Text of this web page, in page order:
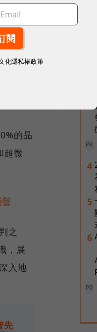
業行
助者
的晶
超微
之
，展
入地
先
PR
4
5
6
PR
化隱私權政策